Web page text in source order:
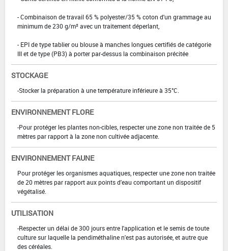
- Combinaison de travail 65 % polyester/35 % coton d'un grammage au
minimum de 230 g/m² avec un traitement déperlant,
- EPI de type tablier ou blouse à manches longues certifiés de catégorie
III et de type (PB3) à porter par-dessus la combinaison précitée
STOCKAGE
-Stocker la préparation à une température inférieure à 35°C.
ENVIRONNEMENT FLORE
-Pour protéger les plantes non-cibles, respecter une zone non traitée de 5
mètres par rapport à la zone non cultivée adjacente.
ENVIRONNEMENT FAUNE
Pour protéger les organismes aquatiques, respecter une zone non traitée
de 20 mètres par rapport aux points d'eau comportant un dispositif
végétalisé.
UTILISATION
-Respecter un délai de 300 jours entre l'application et le semis de toute
culture sur laquelle la pendiméthaline n'est pas autorisée, et autre que
des céréales.